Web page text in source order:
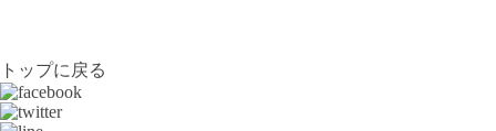
トップに戻る